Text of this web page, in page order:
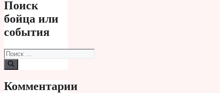
Поиск
бойца или
события
Поиск:
Комментарии